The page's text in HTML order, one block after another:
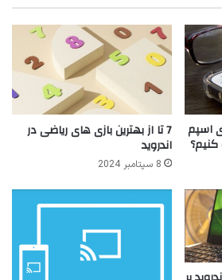
اسپم
کنیم؟
7 تا از بهترین بازی های ریاضی در
اندروید
8 سپتامبر 2024